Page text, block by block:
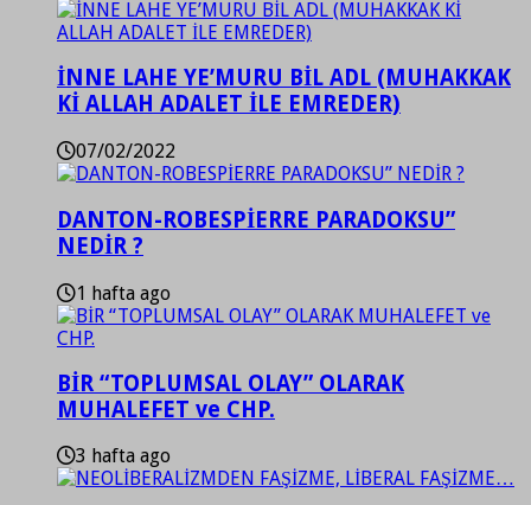
İNNE LAHE YE’MURU BİL ADL (MUHAKKAK
Kİ ALLAH ADALET İLE EMREDER)
07/02/2022
DANTON-ROBESPİERRE PARADOKSU”
NEDİR ?
1 hafta ago
BİR “TOPLUMSAL OLAY” OLARAK
MUHALEFET ve CHP.
3 hafta ago